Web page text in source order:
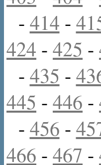
- 414 -
424 - 425 -
- 435 -
445 - 446 -
- 456 -
466 - 467 -